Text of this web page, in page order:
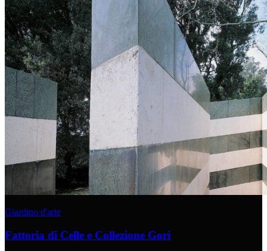
Giardino d'arte
Fattoria di Celle e Collezione Gori